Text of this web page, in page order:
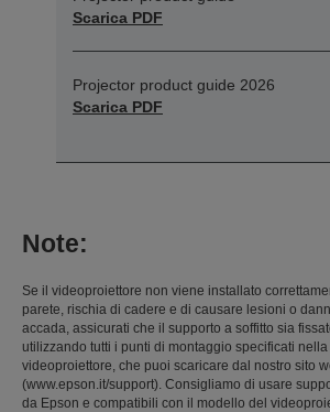
Scarica PDF
Projector product guide 2026
Scarica PDF
Note:
Se il videoproiettore non viene installato
parete, rischia di cadere e di causare lesioni o
accada, assicurati che il supporto a soffitto sia
utilizzando tutti i punti di montaggio specificati
videoproiettore, che puoi scaricare dal nostro sito
(www.epson.it/support). Consigliamo di usare
da Epson e compatibili con il modello del